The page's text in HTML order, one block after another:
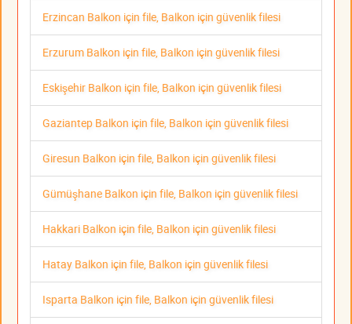
Erzincan Balkon için file, Balkon için güvenlik filesi
Erzurum Balkon için file, Balkon için güvenlik filesi
Eskişehir Balkon için file, Balkon için güvenlik filesi
Gaziantep Balkon için file, Balkon için güvenlik filesi
Giresun Balkon için file, Balkon için güvenlik filesi
Gümüşhane Balkon için file, Balkon için güvenlik filesi
Hakkari Balkon için file, Balkon için güvenlik filesi
Hatay Balkon için file, Balkon için güvenlik filesi
Isparta Balkon için file, Balkon için güvenlik filesi